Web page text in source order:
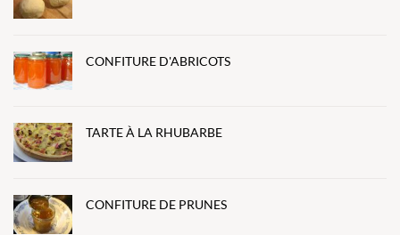
CONFITURE D'ABRICOTS
TARTE À LA RHUBARBE
CONFITURE DE PRUNES